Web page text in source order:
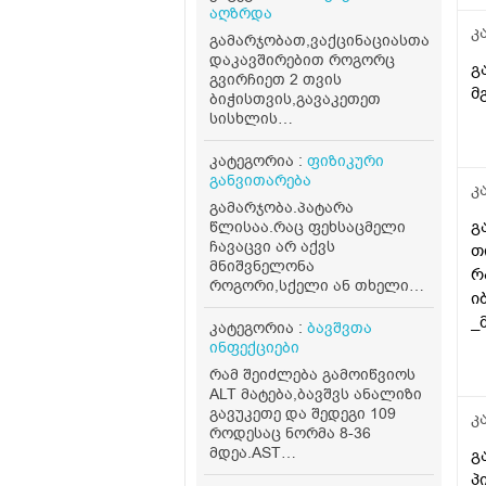
აღზრდა
გამარჯობათ,ვაქცინაციასთან
დაკავშირებით როგორც
გვირჩიეთ 2 თვის
ბიჭისთვის,გავაკეთეთ
სისხლის
ანალიზი,ლეიკოციტები
11.19 ერითროციტები 3.99
თრომბოციტები 351,სიცხე
37.3 ქონდა,მაგრამ მაინც
სიცხედ ჩათვალა,ყურები
ტკივაო და შეიძლება
ვირუსი ყურიდან
იწყებოდესო,გამოგვიწერა
ოტიპაკსი,მეორე აცრა
გადავდეთ უკვე,არის 2 თბის
და 8 დღის,დაველოდოთ
ერთი კვირა
კიდევო,ანალიზებში
დანარჩენი ნორმაში
იყო,პლიუს კიდევ ასოს ჩუჩა
არ გადადის
საერთოდ,ნემსის
კატეგორია : ფიზიკური
განვითარება
გამარჯობა.პატარა
წლისაა.რაც ფეხსაცმელი
ჩავაცვი არ აქვს
მნიშვნელონა
როგორი,სქელი ან თხელი
წინდა,რეიტუზი,სულ
ეოფლება
ფეხი,უნოტიოვდება რაც
სველივით.სხვა ადგილებში
არ აღენიშნება
ოფლიანობა.ფეხზე დადის
უკვე არის ძალიან
მოძრავი,ღამე არ
ოფლიანობს,არც თავზე არც
კატეგორია : ბავშვთა
ინფექციები
რამ შეიძლება გამოიწვიოს
ALT მატება,ბავშვს ანალიზი
გავუკეთე და შედეგი 109
როდესაც ნორმა 8-36
მდეა.AST
ნორმაშია.პროფილაქტიკას